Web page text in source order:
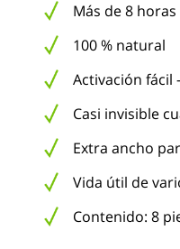
Más de 8
100 % natural
Activación fácil
Casi invisible
Extra ancho
Vida útil de
Contenido: 8